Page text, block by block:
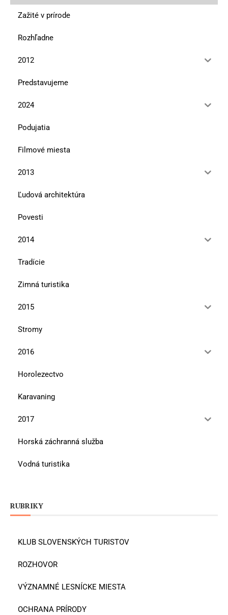
Zažité v prírode
Rozhľadne
2012
Predstavujeme
2024
Podujatia
Filmové miesta
2013
Ľudová architektúra
Povesti
2014
Tradície
Zimná turistika
2015
Stromy
2016
Horolezectvo
Karavaning
2017
Horská záchranná služba
Vodná turistika
RUBRIKY
KLUB SLOVENSKÝCH TURISTOV
ROZHOVOR
VÝZNAMNÉ LESNÍCKE MIESTA
OCHRANA PRÍRODY